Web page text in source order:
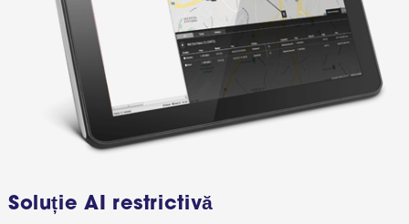
Soluție AI restrictivă